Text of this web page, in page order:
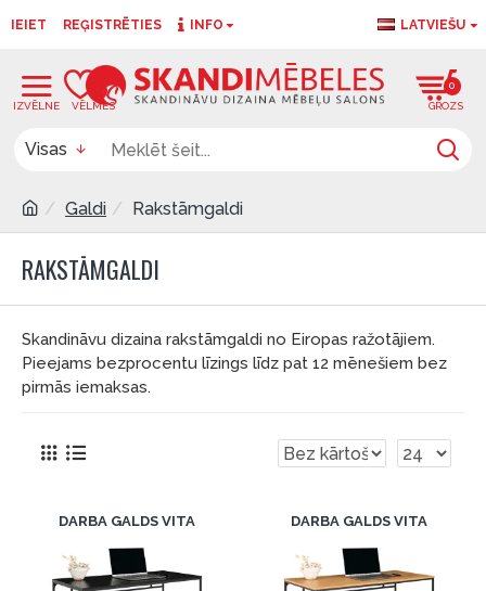
IEIET REĢISTRĒTIES INFO LATVIEŠU
0
Visas
Galdi Rakstāmgaldi
RAKSTĀMGALDI
Skandināvu dizaina rakstāmgaldi no Eiropas ražotājiem.
Pieejams bezprocentu līzings līdz pat 12 mēnešiem bez
pirmās iemaksas.
DARBA GALDS VITA DARBA GALDS VITA